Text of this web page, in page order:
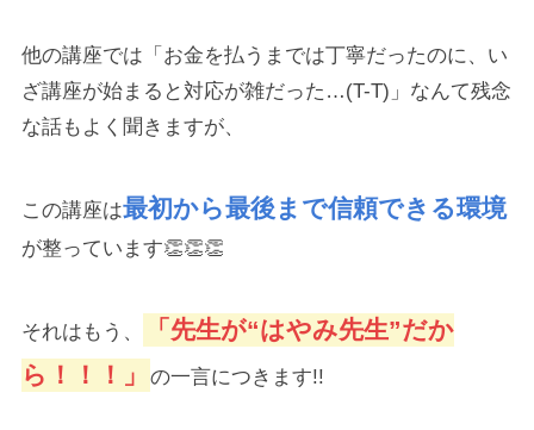
他の講座では「お金を払うまでは丁寧だったのに、い
ざ講座が始まると対応が雑だった…(T-T)」なんて残念
な話もよく聞きますが、
この講座は最初から最後まで信頼できる環境
が整っています👏👏👏
それはもう、
「先生が“はやみ先生”だか
ら！！！」
の一言につきます!!